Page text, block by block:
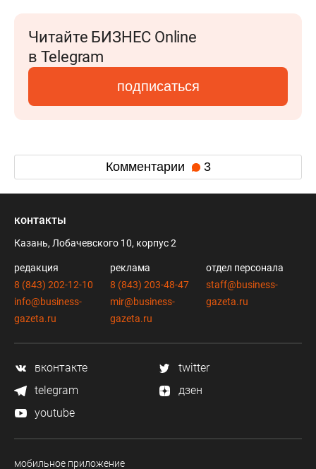
Читайте БИЗНЕС Online
в Telegram
подписаться
Комментарии 3
контакты
Казань, Лобачевского 10, корпус 2
редакция
8 (843) 202-12-10
info@business-
gazeta.ru
реклама
8 (843) 203-48-47
mir@business-
gazeta.ru
отдел персонала
staff@business-
gazeta.ru
вконтакте
twitter
telegram
дзен
youtube
мобильное приложение